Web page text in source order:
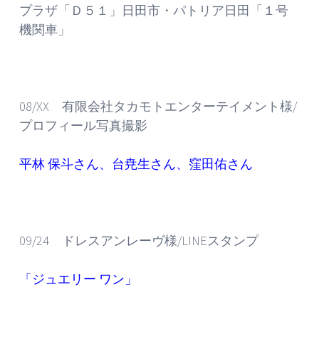
プラザ「Ｄ５１」日田市・パトリア日田「１号
機関車」
08/XX 有限会社タカモトエンターテイメント様/
プロフィール写真撮影
平林 保斗さん、台尭生さん、窪田佑さん
09/24 ドレスアンレーヴ様/LINEスタンプ
「ジュエリー ワン 」